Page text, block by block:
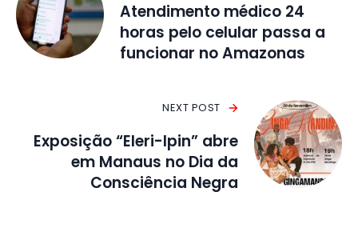
Atendimento médico 24
horas pelo celular passa a
funcionar no Amazonas
NEXT POST
Exposição “Eleri-Ipin” abre
em Manaus no Dia da
Consciência Negra